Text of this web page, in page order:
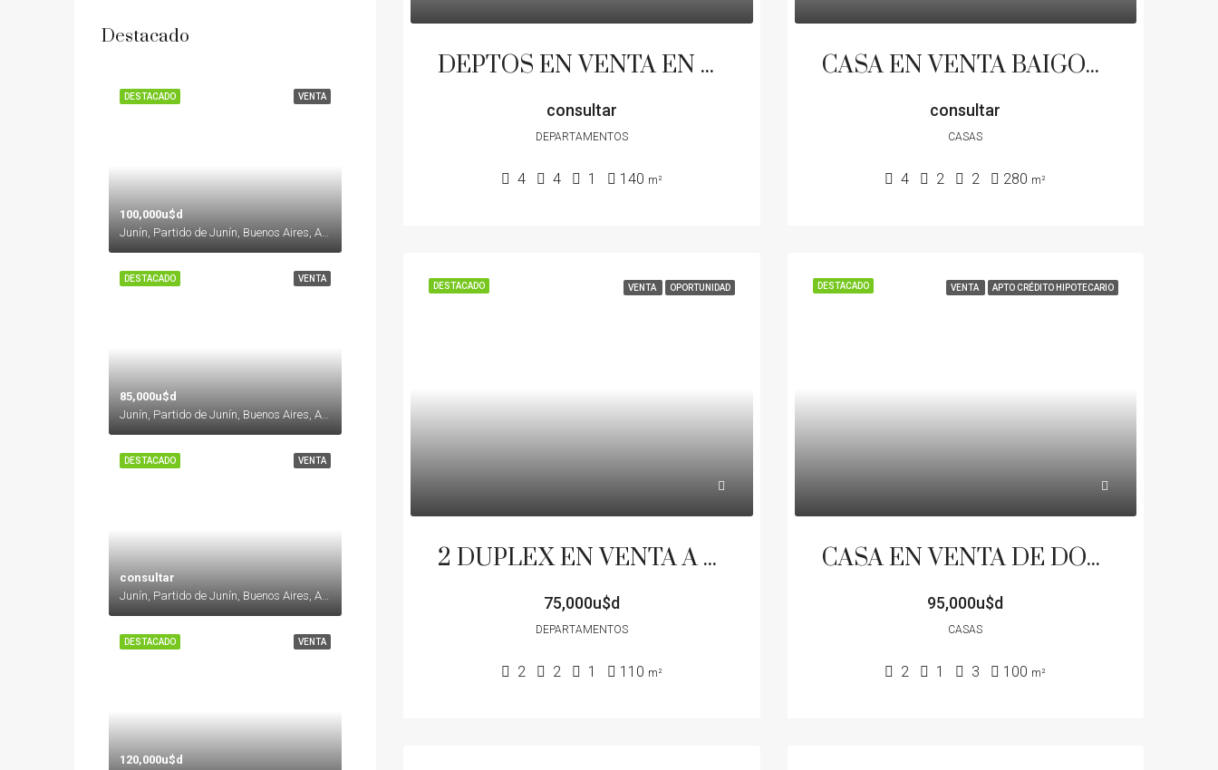
DEPTOS EN VENTA EN BLOCK O POR UNIDAD A 50 MTS DE PRIMERA JUNTA
consultar
DEPARTAMENTOS
4 4 1 140 m²
CASA EN VENTA BAIGORRITA CATEGORIA 800M2 LOTE 280 M2 CONSTRUIDOS PILETA COCHERA
consultar
CASAS
4 2 2 280 m²
DESTACADO VENTA OPORTUNIDAD
2 DUPLEX EN VENTA A METROS DE AV CIRCUNVALACION Y AV ALVEAR COCHERA PATIO
75,000u$d
DEPARTAMENTOS
2 2 1 110 m²
DESTACADO VENTA APTO CRÉDITO HIPOTECARIO
CASA EN VENTA DE DOS DORMITORIOS A METROS DE AV SAN MARTIN Y ARIAS COCHERAS PATIO APTA CREDITO
95,000u$d
CASAS
2 1 3 100 m²
Destacado
VENTA
DESTACADO
100,000u$d
VENTA
DESTACADO
85,000u$d
VENTA
DESTACADO
consultar
Junín, Partido de Junín, Buenos Aires, Argentina
VENTA
DESTACADO
120,000u$d